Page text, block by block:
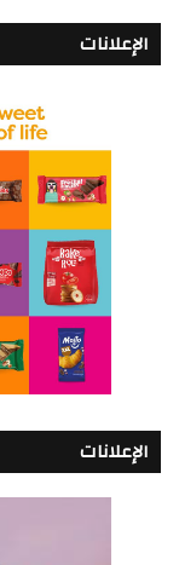
الإعلانات
الإعلانات